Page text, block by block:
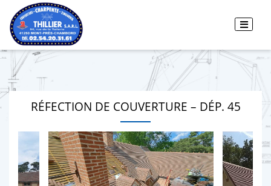
RÉFECTION DE COUVERTURE – DÉP. 45